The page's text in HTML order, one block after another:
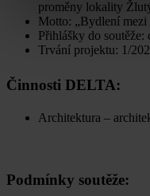
proměny lokality
Motto: „Bydlení mezi
Přihlášky do soutěže:
Trvání projektu: 1/
Činnosti DELTA:
Architektura –
Podmínky soutěže: